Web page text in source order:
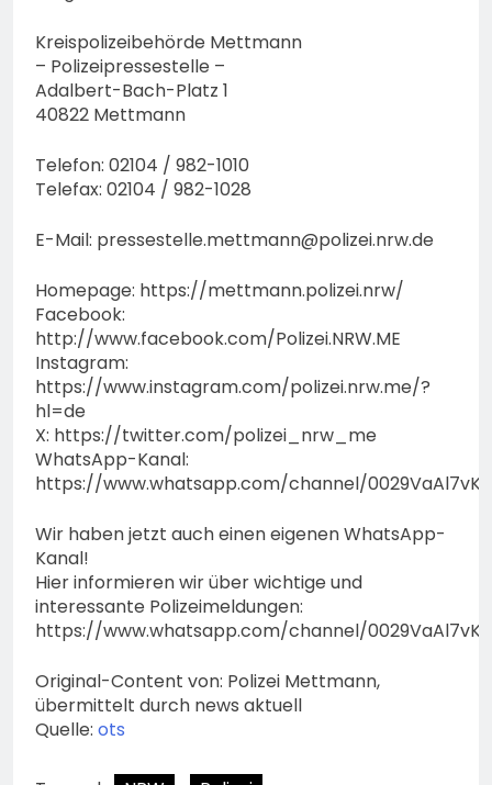
Kreispolizeibehörde Mettmann
– Polizeipressestelle –
Adalbert-Bach-Platz 1
40822 Mettmann
Telefon: 02104 / 982-1010
Telefax: 02104 / 982-1028
E-Mail: pressestelle.mettmann@polizei.nrw.de
Homepage: https://mettmann.polizei.nrw/
Facebook:
http://www.facebook.com/Polizei.NRW.ME
Instagram:
https://www.instagram.com/polizei.nrw.me/?
hl=de
X: https://twitter.com/polizei_nrw_me
WhatsApp-Kanal:
https://www.whatsapp.com/channel/
Wir haben jetzt auch einen eigenen WhatsApp-
Kanal!
Hier informieren wir über wichtige und
interessante Polizeimeldungen:
https://www.whatsapp.com/channel/
Original-Content von: Polizei Mettmann,
übermittelt durch news aktuell
Quelle: ots